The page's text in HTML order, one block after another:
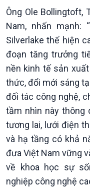
Ông Ole Bollingtoft,
Nam, nhấn mạnh:
Silverlake thể hiện
đoạn tăng trưởng
nền kinh tế sản
thức, đổi mới sáng
đối tác công nghệ,
tầm nhìn này thông
tương lai, lưới điện
và hạ tầng có khả
đưa Việt Nam vững
về khoa học sự
nghiệp công nghệ